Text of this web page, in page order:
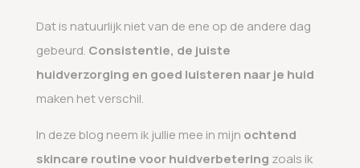
Dat is natuurlijk niet van de ene op de andere dag
gebeurd. Consistentie, de juiste
huidverzorging en goed luisteren naar je huid
maken het verschil.
In deze blog neem ik jullie mee in mijn ochtend
skincare routine voor huidverbetering zoals ik